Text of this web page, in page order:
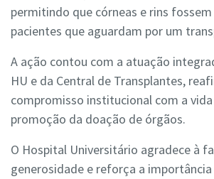
permitindo que córneas e rins
pacientes que aguardam por um
A ação contou com a atuação
HU e da Central de Transplantes,
compromisso institucional com a
promoção da doação de órgãos.
O Hospital Universitário agradece à
generosidade e reforça a